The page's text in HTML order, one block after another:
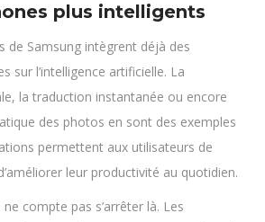
plus intelligents
de Samsung intègrent déjà des
sur l’intelligence artificielle. La
la traduction instantanée ou encore
des photos en sont des exemples
permettent aux utilisateurs de
leur productivité au quotidien.
compte pas s’arrêter là. Les